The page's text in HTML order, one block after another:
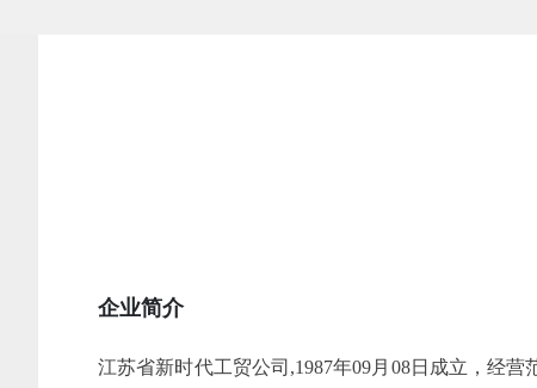
企业简介
江苏省新时代工贸公司,1987年09月08日成立，经